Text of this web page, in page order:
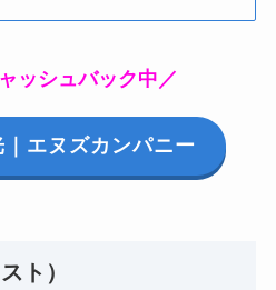
ッシュバック中／
エヌズカンパニー
ト）